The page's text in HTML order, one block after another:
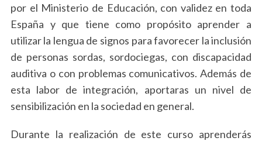
por el Ministerio de Educación, con validez en toda
España y que tiene como propósito aprender a
utilizar la lengua de signos para favorecer la inclusión
de personas sordas, sordociegas, con discapacidad
auditiva o con problemas comunicativos. Además de
esta labor de integración, aportaras un nivel de
sensibilización en la sociedad en general.
Durante la realización de este curso aprenderás